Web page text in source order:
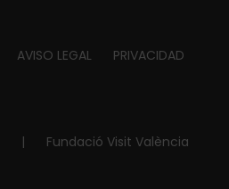
AVISO LEGAL PRIVACIDAD
| Fundació Visit València